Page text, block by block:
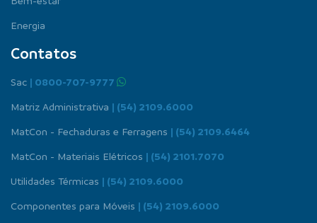
Energia
Contatos
Sac | 0800-707-9777
Matriz Administrativa | (54) 2109.6000
MatCon - Fechaduras e Ferragens | (54) 2109.6464
MatCon - Materiais Elétricos | (54) 2101.7070
Utilidades Térmicas | (54) 2109.6000
Componentes para Móveis | (54) 2109.6000